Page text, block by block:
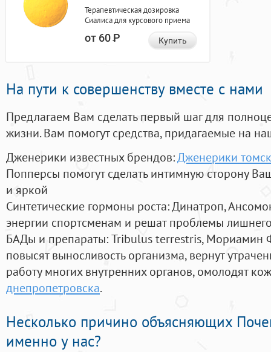
Терапевтическая дозировка
Сиалиса для курсового приема
от 60Р Купить
На пути к совершенству вместе с нами
Предлагаем Вам сделать первый шаг для
жизни. Вам помогут средства, придагаемые на
Дженерики известных брендов:Дженерики томск
Попперсы помогут сделать интимную сторону
и яркой
Синтетические гормоны роста: Динатроп,
энергии спортсменам и решат проблемы
БАДы и препараты:Tribulus terrestris, Мориамин
повысят выносливость организма, вернут
работу многих внутренних органов, омолодят
днепропетровска.
Несколько причино объясняющих
именно у нас?